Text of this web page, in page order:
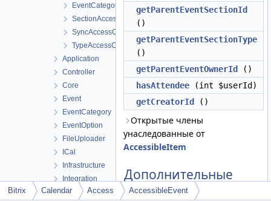
EventCategoryAccessController
SectionAccessController
SyncAccessController
TypeAccessController
Application
Controller
Core
Event
EventCategory
EventOption
FileUploader
ICal
Infrastructure
Integration
Internals
getParentEventSectionId
()
getParentEventSectionType
()
getParentEventOwnerId
()
hasAttendee (int $userId)
getCreatorId
()
Открытые члены
унаследованные от
AccessibleItem
Дополнительные
унаследованные
Bitrix Calendar Access AccessibleEvent